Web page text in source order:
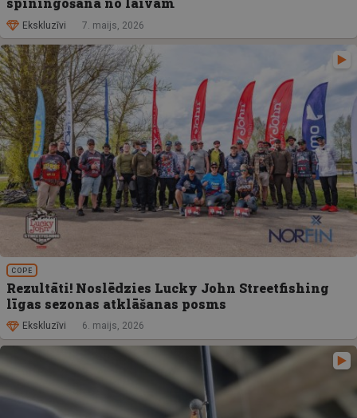
Ekskluzīvi 7. maijs, 2026
COPE
Rezultāti! Noslēdzies Lucky John Streetfishing
līgas sezonas atklāšanas posms
Ekskluzīvi 6. maijs, 2026